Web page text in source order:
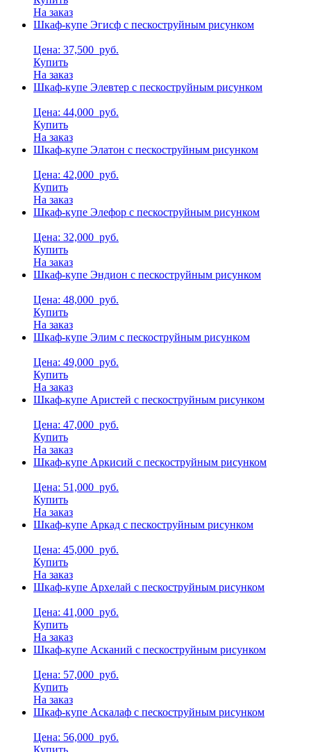
На заказ
Шкаф-купе Эгисф с пескоструйным рисунком
Цена: 37,500 руб.
Купить
На заказ
Шкаф-купе Элевтер с пескоструйным рисунком
Цена: 44,000 руб.
Купить
На заказ
Шкаф-купе Элатон с пескоструйным рисунком
Цена: 42,000 руб.
Купить
На заказ
Шкаф-купе Элефор с пескоструйным рисунком
Цена: 32,000 руб.
Купить
На заказ
Шкаф-купе Эндион с пескоструйным рисунком
Цена: 48,000 руб.
Купить
На заказ
Шкаф-купе Элим с пескоструйным рисунком
Цена: 49,000 руб.
Купить
На заказ
Шкаф-купе Аристей с пескоструйным рисунком
Цена: 47,000 руб.
Купить
На заказ
Шкаф-купе Аркисий с пескоструйным рисунком
Цена: 51,000 руб.
Купить
На заказ
Шкаф-купе Аркад с пескоструйным рисунком
Цена: 45,000 руб.
Купить
На заказ
Шкаф-купе Архелай с пескоструйным рисунком
Цена: 41,000 руб.
Купить
На заказ
Шкаф-купе Асканий с пескоструйным рисунком
Цена: 57,000 руб.
Купить
На заказ
Шкаф-купе Аскалаф с пескоструйным рисунком
Цена: 56,000 руб.
Купить